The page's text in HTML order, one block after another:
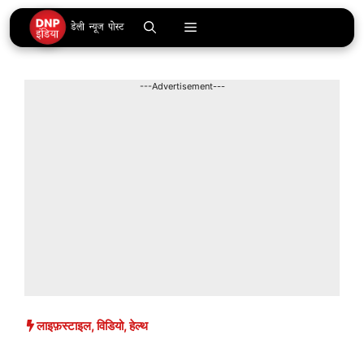
Skip
to
content
Menu
---Advertisement---
लाइफ़स्टाइल,विडियो,हेल्थ